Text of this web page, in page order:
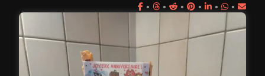
• • • • • •